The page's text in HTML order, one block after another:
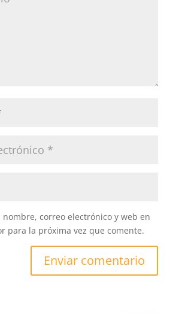
nombre, correo electrónico y web en
para la próxima vez que comente.